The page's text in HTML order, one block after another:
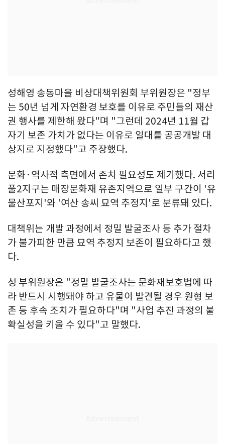
성해영 송동마을 비상대책위원회 부위원장은 "정부
는 50년 넘게 자연환경 보호를 이유로 주민들의 재산
권 행사를 제한해 왔다"며 "그런데 2024년 11월 갑
자기 보존 가치가 없다는 이유로 일대를 공공개발 대
상지로 지정했다"고 주장했다.
문화·역사적 측면에서 존치 필요성도 제기했다. 서리
풀2지구는 매장문화재 유존지역으로 일부 구간이 '유
물산포지'와 '여산 송씨 묘역 추정지'로 분류돼 있다.
대책위는 개발 과정에서 정밀 발굴조사 등 추가 절차
가 불가피한 만큼 묘역 추정지 보존이 필요하다고 했
다.
성 부위원장은 "정밀 발굴조사는 문화재보호법에 따
라 반드시 시행돼야 하고 유물이 발견될 경우 원형 보
존 등 후속 조치가 필요하다"며 "사업 추진 과정의 불
확실성을 키울 수 있다"고 말했다.